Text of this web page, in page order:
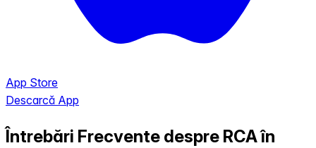
App Store
Descarcă App
Întrebări Frecvente despre RCA în